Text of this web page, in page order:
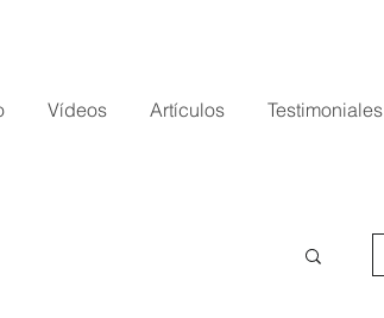
Vídeos Artículos Testimoniales